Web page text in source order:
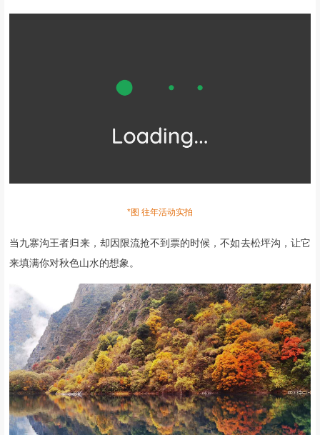
*图 往年活动实拍
当九寨沟王者归来， 却因限流抢不到票的时候，不如去松坪沟， 让它
来填满你对秋色山水的想象。